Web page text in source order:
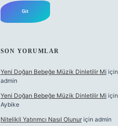
SON YORUMLAR
Yeni Doğan Bebeğe Müzik Dinletilir Mi için
admin
Yeni Doğan Bebeğe Müzik Dinletilir Mi için
Aybike
Nitelikli Yatırımcı Nasıl Olunuriçin admin